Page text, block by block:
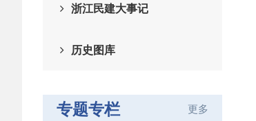
浙江民建大事记
历史图库
专题专栏 更多